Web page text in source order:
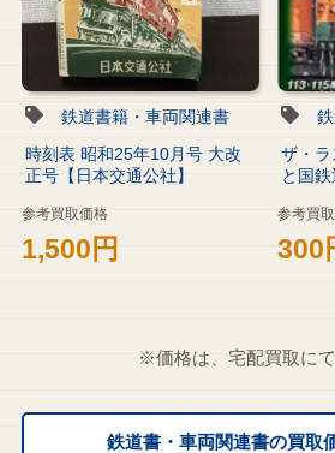
鉄道書籍・車両関連書
時刻表 昭和25年10月号 大改
正号【日本交通公社】
参考買取価格
1,500円
ザ・
と国
参考買
300
※価格は、宅配買取に
鉄道書・車両関連書の買取